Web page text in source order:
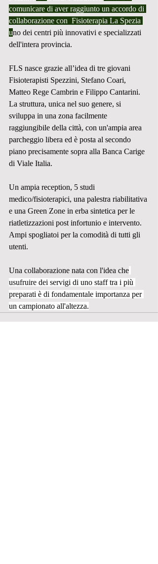
comunicare di aver raggiunto un accordo di
collaborazione con  Fisioterapia La Spezia
uno dei centri più innovativi e specializzati
dell'intera provincia.
FLS nasce grazie all’idea di tre giovani
Fisioterapisti Spezzini, Stefano Coari,
Matteo Rege Cambrin e Filippo Cantarini.
La struttura, unica nel suo genere, si
sviluppa in una zona facilmente
raggiungibile della città, con un'ampia area
parcheggio libera ed è posta al secondo
piano precisamente sopra alla Banca Carige
di Viale Italia.
Un ampia reception, 5 studi
medico/fisioterapici, una palestra riabilitativa
e una Green Zone in erba sintetica per le
riatletizzazioni post infortunio e intervento.
Ampi spogliatoi per la comodità di tutti gli
utenti.
Una collaborazione nata con l'idea che
usufruire dei servigi di uno staff tra i più
preparati è di fondamentale importanza per
un campionato all'altezza.